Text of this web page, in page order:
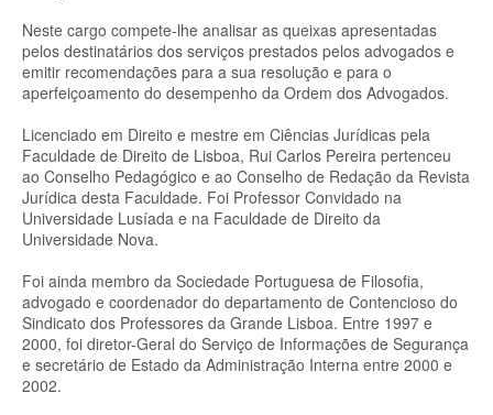
Neste cargo compete-lhe analisar as queixas apresentadas
pelos destinatários dos serviços prestados pelos advogados e
emitir recomendações para a sua resolução e para o
aperfeiçoamento do desempenho da Ordem dos Advogados.
Licenciado em Direito e mestre em Ciências Jurídicas pela
Faculdade de Direito de Lisboa, Rui Carlos Pereira pertenceu
ao Conselho Pedagógico e ao Conselho de Redação da Revista
Jurídica desta Faculdade. Foi Professor Convidado na
Universidade Lusíada e na Faculdade de Direito da
Universidade Nova.
Foi ainda membro da Sociedade Portuguesa de Filosofia,
advogado e coordenador do departamento de Contencioso do
Sindicato dos Professores da Grande Lisboa. Entre 1997 e
2000, foi diretor-Geral do Serviço de Informações de Segurança
e secretário de Estado da Administração Interna entre 2000 e
2002.